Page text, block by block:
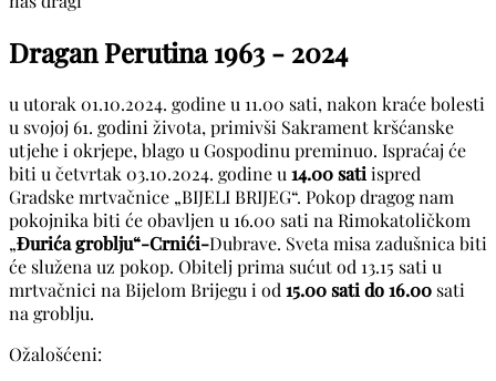
Dragan Perutina1963 - 2024
u utorak 01.10.2024. godine u 11.00 sati, nakon kraće bolesti
u svojoj 61. godini života, primivši Sakrament kršćanske
utjehe i okrjepe, blago u Gospodinu preminuo. Ispraćaj će
biti u četvrtak 03.10.2024. godine u 14.00 satiispred
Gradske mrtvačnice „BIJELI BRIJEG“. Pokop dragog nam
pokojnika biti će obavljen u 16.00 sati na Rimokatoličkom
„Đurićagroblju“-Crnići-Dubrave. Sveta misa zadušnica biti
će služena uz pokop. Obitelj prima sućut od 13.15 sati u
mrtvačnici na Bijelom Brijegu i od 15.00 sati do 16.00 sati
na groblju.
Ožalošćeni: